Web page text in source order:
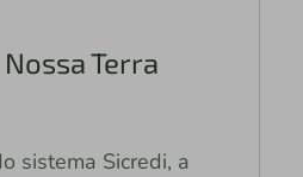
Terra
sistema Sicredi, a